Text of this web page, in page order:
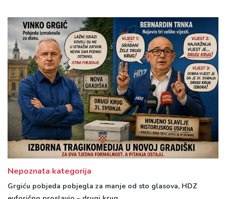
Nepoznata kategorija
Grgiću pobjeda pobjegla za manje od sto glasova, HDZ